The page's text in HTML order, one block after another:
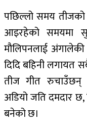
पछिल्लो समय तीजको
आइरहेको समयमा
मौलिपनलाई
दिदि बहिनी लगायत
तीज गीत रुचाउँछन्
अडियो जति दमदार
बनेको छ।